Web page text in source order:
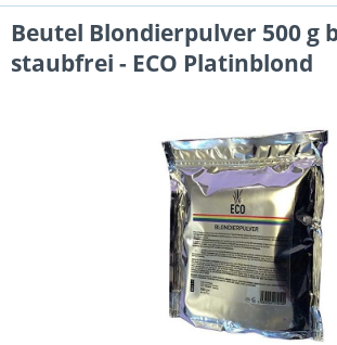
Beutel Blondierpulver 500 g
staubfrei - ECO Platinblond